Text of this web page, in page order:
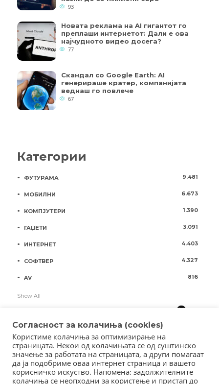
93
Новата реклама на AI гигантот го
преплаши интернетот: Дали е ова
најчудното видео досега?
77
Скандал со Google Earth: AI
генерираше кратер, компанијата
веднаш го повлече
67
Категории
ФУТУРАМА 9.481
МОБИЛНИ 6.673
КОМПЈУТЕРИ 1.390
ГАЏЕТИ 3.091
ИНТЕРНЕТ 4.403
СОФТВЕР 4.327
AV 816
Show All
Согласност за колачиња (cookies)
Користиме колачиња за оптимизирање на
страницата. Некои од колачињата се од суштинско
значење за работата на страницата, а други помагаат
да ја подобриме оваа интернет страница и вашето
корисничко искуство. Напомена: задолжителните
колачиња се неопходни за користење и пристап до